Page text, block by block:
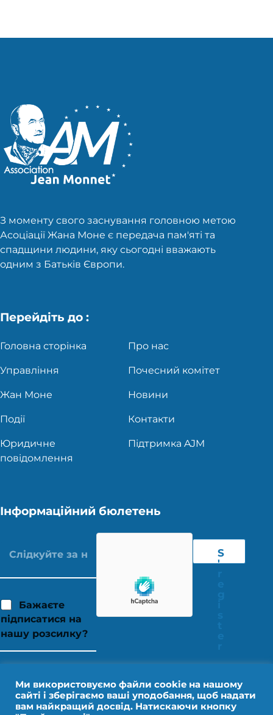
З моменту свого заснування головною метою
Асоціації Жана Моне є передача пам'яті та
спадщини людини, яку сьогодні вважають
одним з Батьків Європи.
Перейдіть до :
Головна сторінка Про нас
Управління Почесний комітет
Жан Моне Новини
Події Контакти
Юридичне
повідомлення
Підтримка AJM
Інформаційний бюлетень
Бажаєте
підписатися на
нашу розсилку?
S
'
Ми використовуємо файли cookie на нашому
сайті і зберігаємо ваші уподобання, щоб надати
вам найкращий досвід. Натискаючи кнопку